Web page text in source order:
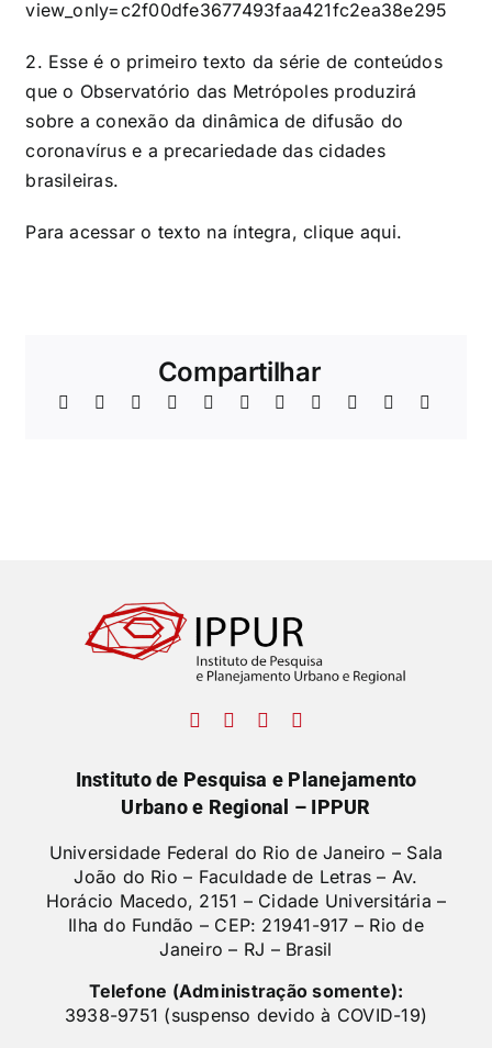
view_only=c2f00dfe3677493faa421fc2ea38e295
2. Esse é o primeiro texto da série de conteúdos
que o Observatório das Metrópoles produzirá
sobre a conexão da dinâmica de difusão do
coronavírus e a precariedade das cidades
brasileiras.
Para acessar o texto na íntegra, clique aqui.
Compartilhar
Instituto de Pesquisa e Planejamento
Urbano e Regional – IPPUR
Universidade Federal do Rio de Janeiro – Sala
João do Rio – Faculdade de Letras – Av.
Horácio Macedo, 2151 – Cidade Universitária –
Ilha do Fundão – CEP: 21941-917 – Rio de
Janeiro – RJ – Brasil
Telefone (Administração somente):
3938-9751 (suspenso devido à COVID-19)